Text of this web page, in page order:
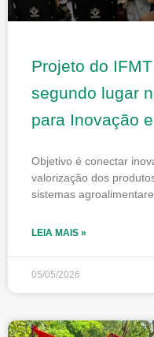
Projeto do
segundo lugar
para Inovação
Objetivo é conectar
valorização dos
sistemas
LEIA MAIS »
05/05/2026